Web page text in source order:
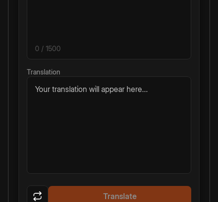
0 / 1500
Translation
Your translation will appear here...
Translate